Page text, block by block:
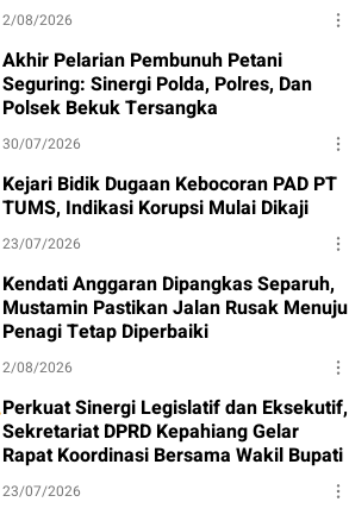
2/08/2026
Akhir Pelarian Pembunuh Petani
Seguring: Sinergi Polda, Polres, Dan
Polsek Bekuk Tersangka
30/07/2026
Kejari Bidik Dugaan Kebocoran PAD PT
TUMS, Indikasi Korupsi Mulai Dikaji
23/07/2026
Kendati Anggaran Dipangkas Separuh,
Mustamin Pastikan Jalan Rusak Menuju
Penagi Tetap Diperbaiki
2/08/2026
Perkuat Sinergi Legislatif dan Eksekutif,
Sekretariat DPRD Kepahiang Gelar
Rapat Koordinasi Bersama Wakil Bupati
23/07/2026